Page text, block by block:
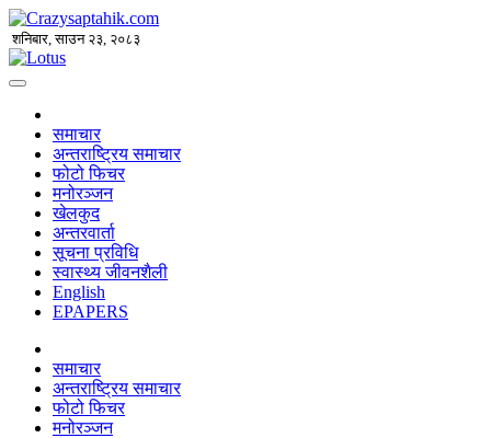
शनिबार, साउन २३, २०८३
समाचार
अन्तराष्ट्रिय समाचार
फोटो फिचर
मनोरञ्जन
खेलकुद
अन्तरवार्ता
सूचना प्रविधि
स्वास्थ्य जीवनशैली
English
EPAPERS
समाचार
अन्तराष्ट्रिय समाचार
फोटो फिचर
मनोरञ्जन